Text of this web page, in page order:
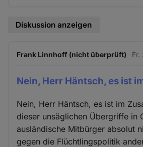
Diskussion anzeigen
Frank Linnhoff (nicht überprüft) Fr.
Nein, Herr Häntsch, es ist
Nein, Herr Häntsch, es ist im
dieser unsäglichen Übergriffe in
ausländische Mitbürger absolut
gegen die Flüchtlingspolitik